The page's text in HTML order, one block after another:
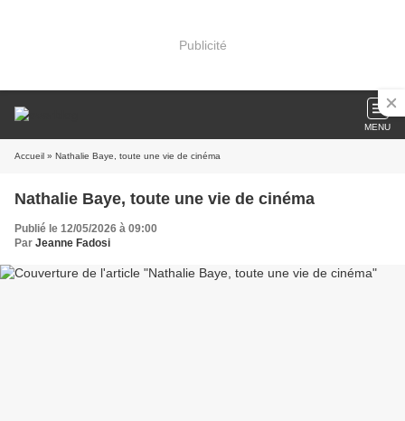
Publicité
MENU
Accueil » Nathalie Baye, toute une vie de cinéma
Nathalie Baye, toute une vie de cinéma
Publié le 12/05/2026 à 09:00
Par Jeanne Fadosi